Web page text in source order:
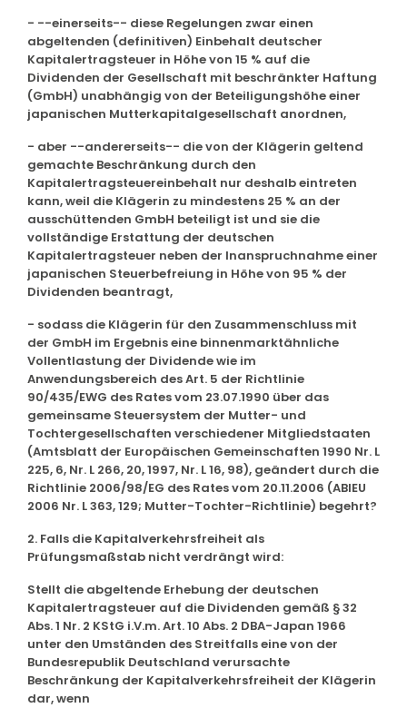
- --einerseits-- diese Regelungen zwar einen
abgeltenden (definitiven) Einbehalt deutscher
Kapitalertragsteuer in Höhe von 15 % auf die
Dividenden der Gesellschaft mit beschränkter Haftung
(GmbH) unabhängig von der Beteiligungshöhe einer
japanischen Mutterkapitalgesellschaft anordnen,
- aber --andererseits-- die von der Klägerin geltend
gemachte Beschränkung durch den
Kapitalertragsteuereinbehalt nur deshalb eintreten
kann, weil die Klägerin zu mindestens 25 % an der
ausschüttenden GmbH beteiligt ist und sie die
vollständige Erstattung der deutschen
Kapitalertragsteuer neben der Inanspruchnahme einer
japanischen Steuerbefreiung in Höhe von 95 % der
Dividenden beantragt,
- sodass die Klägerin für den Zusammenschluss mit
der GmbH im Ergebnis eine binnenmarktähnliche
Vollentlastung der Dividende wie im
Anwendungsbereich des Art. 5 der Richtlinie
90/435/EWG des Rates vom 23.07.1990 über das
gemeinsame Steuersystem der Mutter- und
Tochtergesellschaften verschiedener Mitgliedstaaten
(Amtsblatt der Europäischen Gemeinschaften 1990 Nr. L
225, 6, Nr. L 266, 20, 1997, Nr. L 16, 98), geändert durch die
Richtlinie 2006/98/EG des Rates vom 20.11.2006 (ABlEU
2006 Nr. L 363, 129; Mutter-Tochter-Richtlinie) begehrt?
2. Falls die Kapitalverkehrsfreiheit als
Prüfungsmaßstab nicht verdrängt wird:
Stellt die abgeltende Erhebung der deutschen
Kapitalertragsteuer auf die Dividenden gemäß § 32
Abs. 1 Nr. 2 KStG i.V.m. Art. 10 Abs. 2 DBA-Japan 1966
unter den Umständen des Streitfalls eine von der
Bundesrepublik Deutschland verursachte
Beschränkung der Kapitalverkehrsfreiheit der Klägerin
dar, wenn